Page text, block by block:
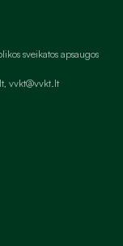
sveikatos apsaugos
vvkt@vvkt.lt